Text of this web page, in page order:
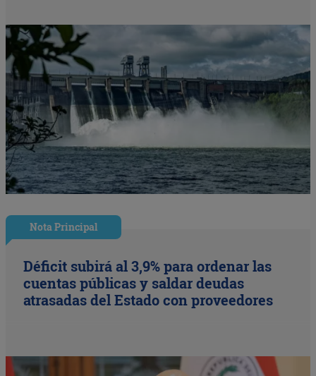
Nota Principal
Déficit subirá al 3,9% para ordenar las
cuentas públicas y saldar deudas
atrasadas del Estado con proveedores